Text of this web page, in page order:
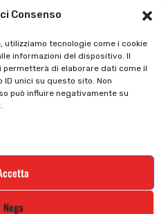
Consenso
utilizziamo tecnologie come i cookie
informazioni del dispositivo. Il
di elaborare dati come il
unici su questo sito. Non
può influire negativamente su
Nega
Tutti prodotti
Termini e condizioni
e rimani